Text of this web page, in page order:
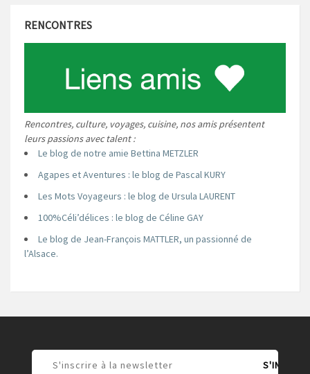
RENCONTRES
Rencontres, culture, voyages, cuisine, nos amis présentent
leurs passions avec talent :
Le blog de notre amie Bettina METZLER
Agapes et Aventures : le blog de Pascal KURY
Les Mots Voyageurs : le blog de Ursula LAURENT
100%Céli’délices : le blog de Céline GAY
Le blog de Jean-François MATTLER, un passionné de
l’Alsace.